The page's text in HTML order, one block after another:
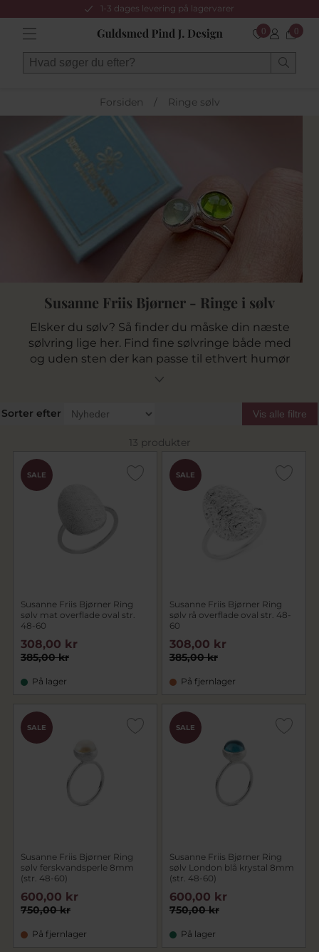
1-3 dages levering på lagervarer
0 0
Forsiden / Ringe sølv
Susanne Friis Bjørner - Ringe i sølv
Elsker du sølv? Så finder du måske din næste
sølvring lige her. Find fine sølvringe både med
og uden sten der kan passe til ethvert humør
og enhver stil lige her. Vi har et stort udvalg af
J. Design tilbyder vi fri fragt v. køb for over 499,-.
Sorter efter Vis alle filtre
13 produkter
SALE
Susanne Friis Bjørner Ring
sølv mat overflade oval str.
48-60
385,00 kr
308,00 kr
På lager
SALE
Susanne Friis Bjørner Ring
sølv rå overflade oval str. 48-
60
385,00 kr
308,00 kr
På fjernlager
SALE
Susanne Friis Bjørner Ring
sølv ferskvandsperle 8mm
(str. 48-60)
750,00 kr
600,00 kr
På fjernlager
SALE
Susanne Friis Bjørner Ring
sølv London blå krystal 8mm
(str. 48-60)
750,00 kr
600,00 kr
På lager